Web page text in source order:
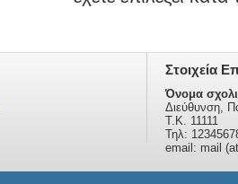
Στοιχεία
Όνομα
Διεύθυνση,
Τ.Κ. 11111
Τηλ:
email: mail